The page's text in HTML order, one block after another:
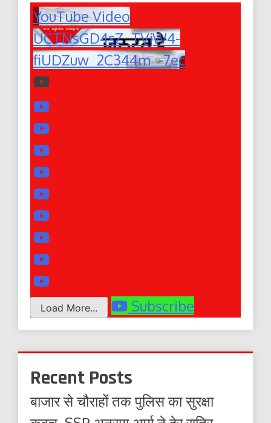
YouTube Video
UCTNsGD4sZ_TVjW4-
fiUDZuw_2C344m_-7ec
Load More... Subscribe
Recent Posts
बाजार से चौराहों तक पुलिस का सुरक्षा